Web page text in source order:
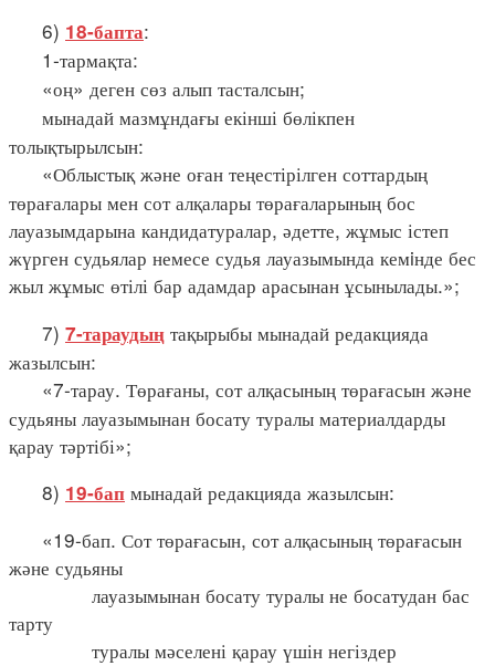
6) 18-бапта:
1-тармақта:
«оң» деген сөз алып тасталсын;
мынадай мазмұндағы екінші бөлікпен
толықтырылсын:
«Облыстық және оған теңестірілген соттардың
төрағалары мен сот алқалары төрағаларының бос
лауазымдарына кандидатуралар, әдетте, жұмыс істеп
жүрген судьялар немесе судья лауазымында кемiнде бес
жыл жұмыс өтілі бар адамдар арасынан ұсынылады.»;
7) 7-тараудың тақырыбы мынадай редакцияда
жазылсын:
«7-тарау. Төрағаны, сот алқасының төрағасын және
судьяны лауазымынан босату туралы материалдарды
қарау тәртібі»;
8) 19-бап мынадай редакцияда жазылсын:
«19-бап. Сот төрағасын, сот алқасының төрағасын
және судьяны
лауазымынан босату туралы не босатудан бас
тарту
туралы мәселені қарау үшін негіздер